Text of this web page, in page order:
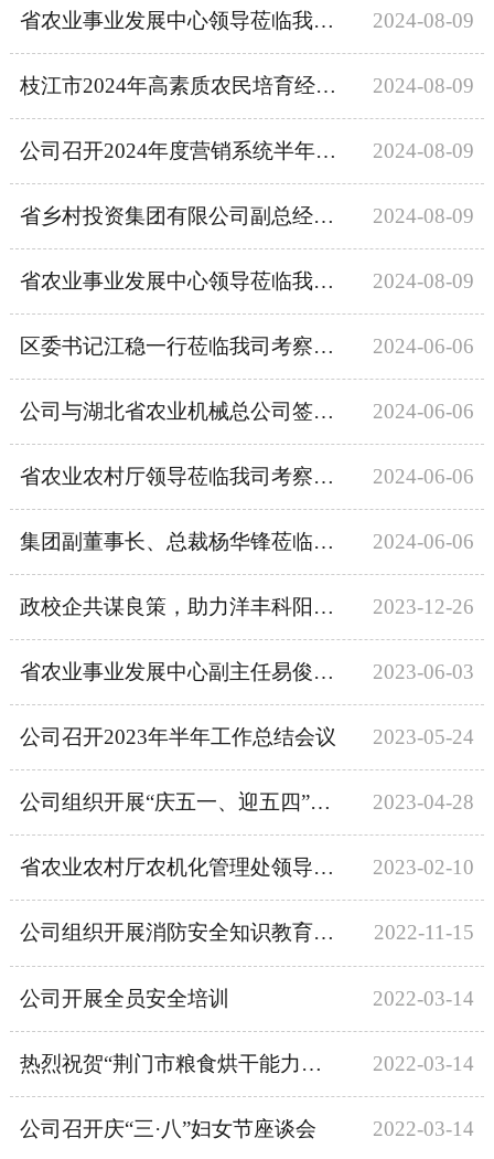
省农业事业发展中心领导莅临我司调研“省粮食烘干能力提升推进行动暨技术培训活动”筹备工作 2024-08-09
枝江市2024年高素质农民培育经营管理型粮油社会化服务班来我司参观学习 2024-08-09
公司召开2024年度营销系统半年工作总结会议 2024-08-09
省乡村投资集团有限公司副总经理、湖北农业机械总公司董事长一行莅临我司洽谈合作 2024-08-09
省农业事业发展中心领导莅临我司考察调研 2024-08-09
区委书记江稳一行莅临我司考察调研 2024-06-06
公司与湖北省农业机械总公司签订10亿元的战略合作框架协议 2024-06-06
省农业农村厅领导莅临我司考察调研 2024-06-06
集团副董事长、总裁杨华锋莅临我司指导工作 2024-06-06
政校企共谋良策，助力洋丰科阳高质量发展 2023-12-26
省农业事业发展中心副主任易俊东一行莅临洋丰科阳调研考察 2023-06-03
公司召开2023年半年工作总结会议 2023-05-24
公司组织开展“庆五一、迎五四”职工体育活动 2023-04-28
省农业农村厅农机化管理处领导莅临我司调研考察 2023-02-10
公司组织开展消防安全知识教育培训 2022-11-15
公司开展全员安全培训 2022-03-14
热烈祝贺“荆门市粮食烘干能力提升行动座谈会”在我司召开 2022-03-14
公司召开庆“三·八”妇女节座谈会 2022-03-14